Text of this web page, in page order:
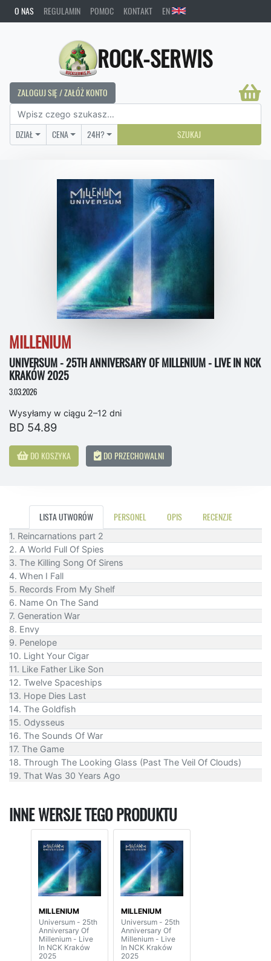
O NAS REGULAMIN POMOC KONTAKT EN
ROCK-SERWIS
ZALOGUJ SIĘ / ZAŁÓŻ KONTO
DZIAŁ CENA 24H? SZUKAJ
MILLENIUM
UNIVERSUM - 25TH ANNIVERSARY OF MILLENIUM - LIVE IN NCK
KRAKÓW 2025
3.03.2026
Wysyłamy w ciągu 2–12 dni
BD 54.89
DO KOSZYKA DO PRZECHOWALNI
LISTA UTWORÓW PERSONEL OPIS RECENZJE
1. Reincarnations part 2
2. A World Full Of Spies
3. The Killing Song Of Sirens
4. When I Fall
5. Records From My Shelf
6. Name On The Sand
7. Generation War
8. Envy
9. Penelope
10. Light Your Cigar
11. Like Father Like Son
12. Twelve Spaceships
13. Hope Dies Last
14. The Goldfish
15. Odysseus
16. The Sounds Of War
17. The Game
18. Through The Looking Glass (Past The Veil Of Clouds)
19. That Was 30 Years Ago
INNE WERSJE TEGO PRODUKTU
MILLENIUM
Universum - 25th
Anniversary Of
Millenium - Live
In NCK Kraków
2025
MILLENIUM
Universum - 25th
Anniversary Of
Millenium - Live
In NCK Kraków
2025